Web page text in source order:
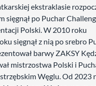
ekstraklasie
po Puchar
Polski. W 2010 roku
sięgnął z nią po srebro
barwy ZAKSY
mistrzostwa Polski i
Węglu. Od 2023